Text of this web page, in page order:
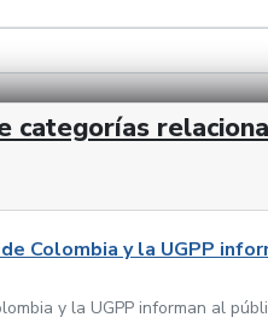
categorías
Colombia y la UGPP
y la UGPP informan al